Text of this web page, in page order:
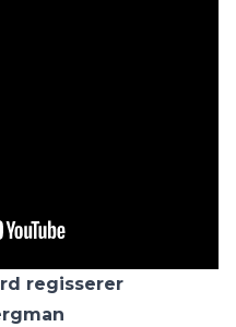
regisserer